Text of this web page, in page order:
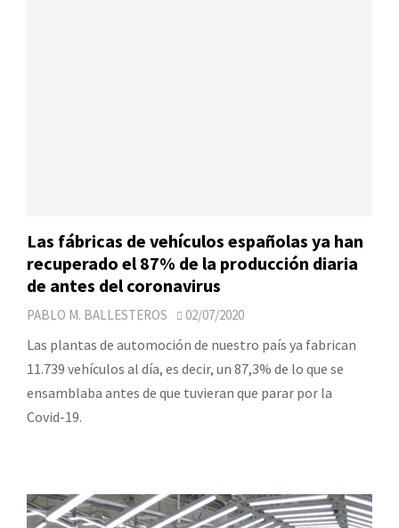
Las fábricas de vehículos españolas ya han
recuperado el 87% de la producción diaria
de antes del coronavirus
PABLO M. BALLESTEROS 02/07/2020
Las plantas de automoción de nuestro país ya fabrican
11.739 vehículos al día, es decir, un 87,3% de lo que se
ensamblaba antes de que tuvieran que parar por la
Covid-19.